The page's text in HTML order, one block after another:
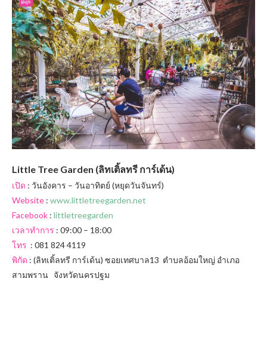
Little Tree Garden (ลิทเติ้ลทรี การ์เด้น)
เปิด : วันอังคาร – วันอาทิตย์ (หยุดวันจันทร์)
Website : www.littletreegarden.net
Facebook : littletreegarden
เวลาทำการ : 09:00 – 18:00
โทร : 081 824 4119
พิกัด : (ลิทเติ้ลทรี การ์เด้น) ซอยเทศบาล13 ตำบลอ้อมใหญ่ อำเภอ
สามพราน จังหวัดนครปฐม